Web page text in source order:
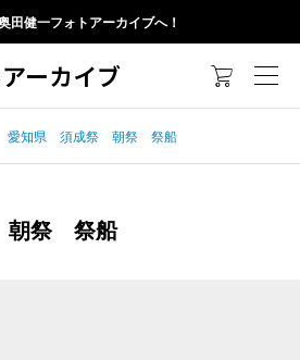
田健一フォトアーカイブへ！
ーカイブ 
愛知県 須成祭 朝祭 祭船
祭 祭船